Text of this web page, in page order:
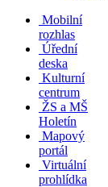
Mobilní
rozhlas
Úřední
deska
Kulturní
centrum
ŽS a MŠ
Holetín
Mapový
portál
Virtuální
prohlídka